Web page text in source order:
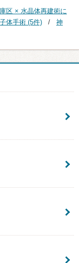
区 × 水晶体再建術に
体手術 (5件)
神